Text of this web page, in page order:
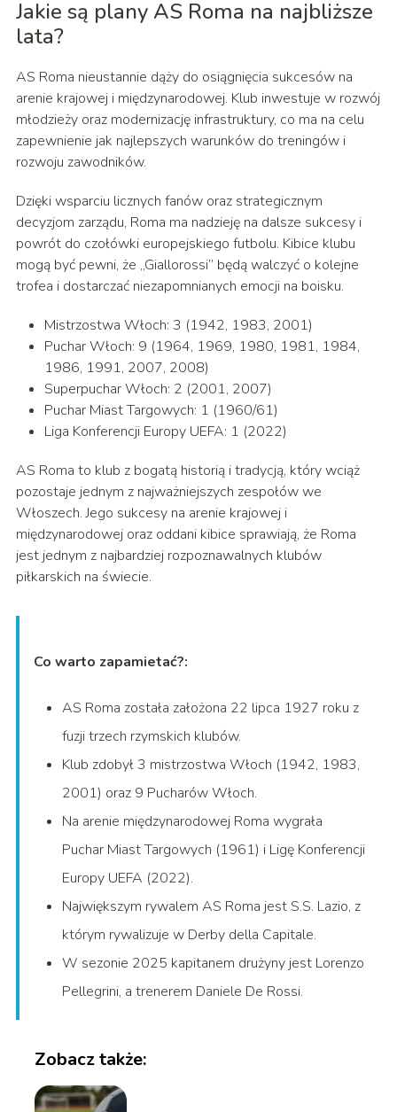
Jakie są plany AS Roma na najbliższe
lata?
AS Roma nieustannie dąży do osiągnięcia sukcesów na
arenie krajowej i międzynarodowej. Klub inwestuje w rozwój
młodzieży oraz modernizację infrastruktury, co ma na celu
zapewnienie jak najlepszych warunków do treningów i
rozwoju zawodników.
Dzięki wsparciu licznych fanów oraz strategicznym
decyzjom zarządu, Roma ma nadzieję na dalsze sukcesy i
powrót do czołówki europejskiego futbolu. Kibice klubu
mogą być pewni, że „Giallorossi” będą walczyć o kolejne
trofea i dostarczać niezapomnianych emocji na boisku.
Mistrzostwa Włoch: 3 (1942, 1983, 2001)
Puchar Włoch: 9 (1964, 1969, 1980, 1981, 1984,
1986, 1991, 2007, 2008)
Superpuchar Włoch: 2 (2001, 2007)
Puchar Miast Targowych: 1 (1960/61)
Liga Konferencji Europy UEFA: 1 (2022)
AS Roma to klub z bogatą historią i tradycją, który wciąż
pozostaje jednym z najważniejszych zespołów we
Włoszech. Jego sukcesy na arenie krajowej i
międzynarodowej oraz oddani kibice sprawiają, że Roma
jest jednym z najbardziej rozpoznawalnych klubów
piłkarskich na świecie.
Co warto zapamietać?:
AS Roma została założona 22 lipca 1927 roku z
fuzji trzech rzymskich klubów.
Klub zdobył 3 mistrzostwa Włoch (1942, 1983,
2001) oraz 9 Pucharów Włoch.
Na arenie międzynarodowej Roma wygrała
Puchar Miast Targowych (1961) i Ligę Konferencji
Europy UEFA (2022).
Największym rywalem AS Roma jest S.S. Lazio, z
którym rywalizuje w Derby della Capitale.
W sezonie 2025 kapitanem drużyny jest Lorenzo
Pellegrini, a trenerem Daniele De Rossi.
Zobacz także: